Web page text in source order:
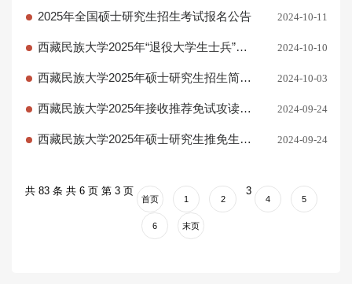
咨询内容的温馨提示
2025年全国硕士研究生招生考试报名公告 2024-10-11
西藏民族大学2025年“退役大学生士兵”硕
士研究生专项计划招生公告
2024-10-10
西藏民族大学2025年硕士研究生招生简章
（含专业目录）
2024-10-03
西藏民族大学2025年接收推荐免试攻读硕
士学位研究生招生章程
2024-09-24
西藏民族大学2025年硕士研究生推免生招 2024-09-24
共 83 条 共 6 页 第 3 页
首页 1 2
3
4 5
6 末页